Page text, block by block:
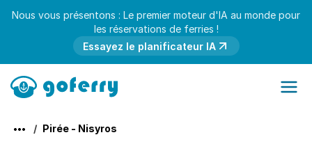
Nous vous présentons : Le premier moteur d'IA au monde pour
les réservations de ferries !
Essayez le planificateur IA
Pirée - Nisyros